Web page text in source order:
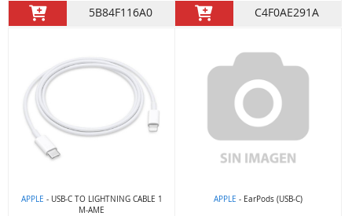
5B84F116A0 C4F0AE291A
APPLE - USB-C TO LIGHTNING CABLE 1
M-AME
APPLE - EarPods (USB-C)